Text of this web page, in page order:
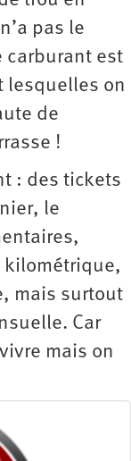
pas le
carburant est
lesquelles on
de
!
: des tickets
le
kilométrique,
mais surtout
Car
mais on